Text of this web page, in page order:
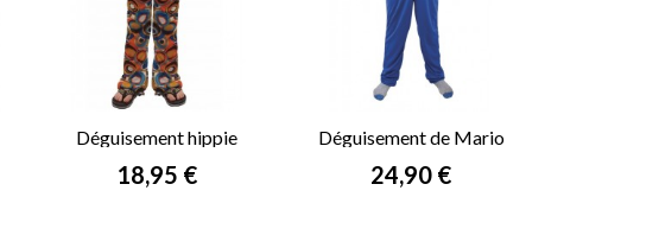
Déguisement hippie
garçon
Prix
18,95 €
Déguisement de Mario
Prix
24,90 €